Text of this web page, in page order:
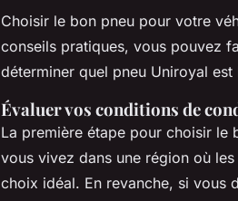
Choisir le bon pneu pour votre
conseils pratiques, vous pouvez
déterminer quel pneu Uniroyal
Évaluer vos conditions de
La première étape pour choisir le
vous vivez dans une région où
choix idéal. En revanche, si vous